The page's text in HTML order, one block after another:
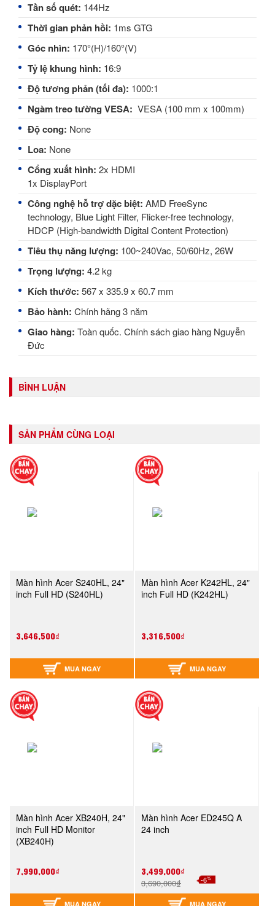
Tần số quét: 144Hz
Thời gian phản hồi: 1ms GTG
Góc nhìn: 170°(H)/160°(V)
Tỷ lệ khung hình: 16:9
Độ tương phản (tối đa): 1000:1
Ngàm treo tường VESA: VESA (100 mm x 100mm)
Độ cong: None
Loa: None
Cổng xuất hình: 2x HDMI
1x DisplayPort
Công nghệ hỗ trợ dặc biệt: AMD FreeSync
technology, Blue Light Filter, Flicker-free technology,
HDCP (High-bandwidth Digital Content Protection)
Tiêu thụ năng lượng: 100~240Vac, 50/60Hz, 26W
Trọng lượng: 4.2 kg
Kích thước: 567 x 335.9 x 60.7 mm
Bảo hành: Chính hãng 3 năm
Giao hàng: Toàn quốc. Chính sách giao hàng Nguyễn
Đức
BÌNH LUẬN
SẢN PHẨM CÙNG LOẠI
Màn hình Acer S240HL, 24"
inch Full HD (S240HL)
3,646,500₫
MUA NGAY
Màn hình Acer K242HL, 24"
inch Full HD (K242HL)
3,316,500₫
MUA NGAY
Màn hình Acer XB240H, 24"
inch Full HD Monitor
(XB240H)
7,990,000₫
MUA NGAY
Màn hình Acer ED245Q A
24 inch
3,499,000₫
3,690,000₫ -6%
MUA NGAY